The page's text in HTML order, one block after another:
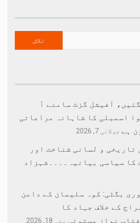
آفیشل گزٹ سامنے آ
اسمبلی کا شاہانہ مراعاتی
ہے جولائی 7, 2026
تاریخی و لسانی شناخت اور
کا سیاسی بیانیہ۔۔۔۔شہزاد
بگٹی: کوہ سلیمان کے دامن
کے خلاف جہاد کا
نواز مستوئی مئی 18, 2026